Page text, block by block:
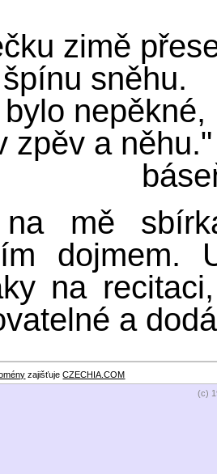
zimě
sněhu.
nepěkné,
zpěv a něhu."
na mě
dojmem.
na
a
zajišťujeCZECHIA.COM
(c)